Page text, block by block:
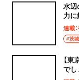
水辺
力に
ー】
#茨
【
でし